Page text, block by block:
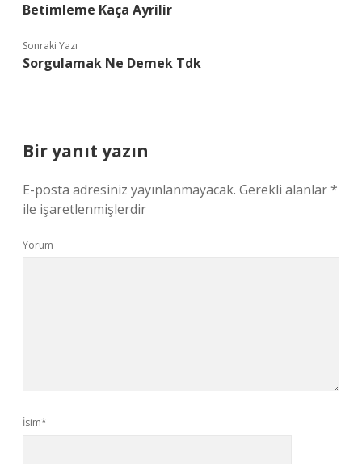
Betimleme Kaça Ayrilir
Sonraki Yazı
Sorgulamak Ne Demek Tdk
Bir yanıt yazın
E-posta adresiniz yayınlanmayacak. Gerekli alanlar*
ile işaretlenmişlerdir
Yorum
İsim*